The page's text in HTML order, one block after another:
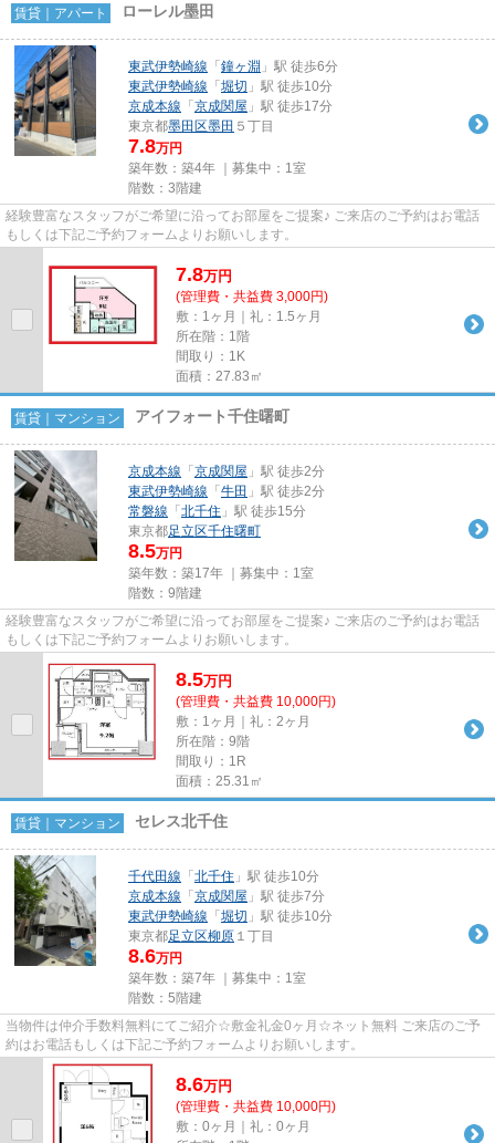
賃貸｜アパート ローレル墨田
東武伊勢崎線 「 鐘ヶ淵 」駅 徒歩6分
東武伊勢崎線 「 堀切 」駅 徒歩10分
京成本線 「 京成関屋 」駅 徒歩17分
東京都墨田区墨田 ５丁目
7.8万円
築年数：築4年 ｜募集中： 1室
階数：3階建
経験豊富なスタッフがご希望に沿ってお部屋をご提案♪ ご来店のご予約はお電話
もしくは下記ご予約フォームよりお願いします。
7.8万円
(管理費・共益費 3,000円)
敷：1ヶ月｜礼：1.5ヶ月
所在階：1階
間取り：1K
面積：27.83㎡
賃貸｜マンション アイフォート千住曙町
京成本線 「 京成関屋 」駅 徒歩2分
東武伊勢崎線 「 牛田 」駅 徒歩2分
常磐線 「 北千住 」駅 徒歩15分
東京都足立区千住曙町
8.5万円
築年数：築17年 ｜募集中： 1室
階数：9階建
経験豊富なスタッフがご希望に沿ってお部屋をご提案♪ ご来店のご予約はお電話
もしくは下記ご予約フォームよりお願いします。
8.5万円
(管理費・共益費 10,000円)
敷：1ヶ月｜礼：2ヶ月
所在階：9階
間取り：1R
面積：25.31㎡
賃貸｜マンション セレス北千住
千代田線 「 北千住 」駅 徒歩10分
京成本線 「 京成関屋 」駅 徒歩7分
東武伊勢崎線 「 堀切 」駅 徒歩10分
東京都足立区柳原 １丁目
8.6万円
築年数：築7年 ｜募集中： 1室
階数：5階建
当物件は仲介手数料無料にてご紹介☆敷金礼金0ヶ月☆ネット無料 ご来店のご予
約はお電話もしくは下記ご予約フォームよりお願いします。
8.6万円
(管理費・共益費 10,000円)
敷：0ヶ月｜礼：0ヶ月